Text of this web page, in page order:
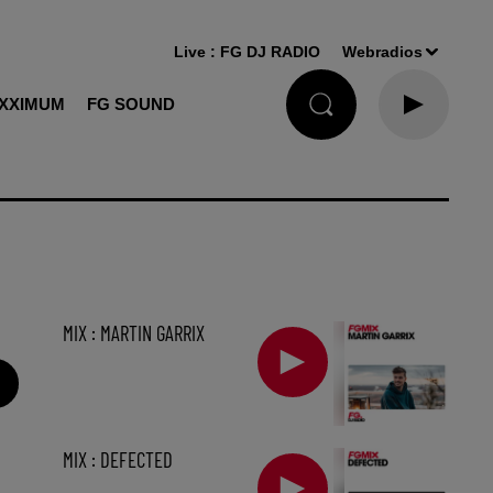
FG SOUND
Live : FG DJ RADIO Webradios
MIX : MARTIN GARRIX
MIX : DEFECTED